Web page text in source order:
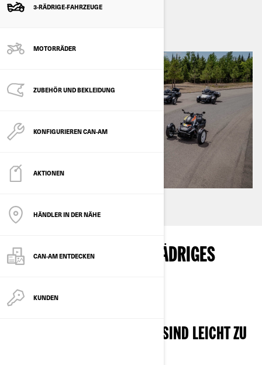
3-RÄDRIGE-FAHRZEUGE
MOTORRÄDER
ZUBEHÖR UND BEKLEIDUNG
KONFIGURIEREN CAN-AM
AKTIONEN
HÄNDLER IN DER NÄHE
CAN-AM ENTDECKEN
KUNDEN
Juni 2022
GRÜNDE FÜR EIN DREIRÄDRIGES
DREIRÄDRIGE MOTORRÄDER SIND LEICHT ZU